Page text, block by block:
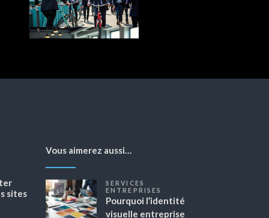
sites
Vous aimerez aussi…
SERVICES
ENTREPRISES
Pourquoi l’identité
visuelle entreprise